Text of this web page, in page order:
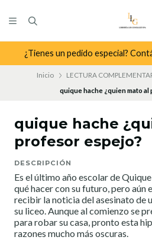
¿Tienes un pedido especial?
Inicio LECTURA
quique hache ¿quien mato
quique hache
profesor espejo?
DESCRIPCIÓN
Es el último año escolar de
qué hacer con su futuro, pero aún
recibir la noticia del asesinato de
su liceo. Aunque al comienzo se
para robar su casa, pronto esta
razones mucho más oscuras.